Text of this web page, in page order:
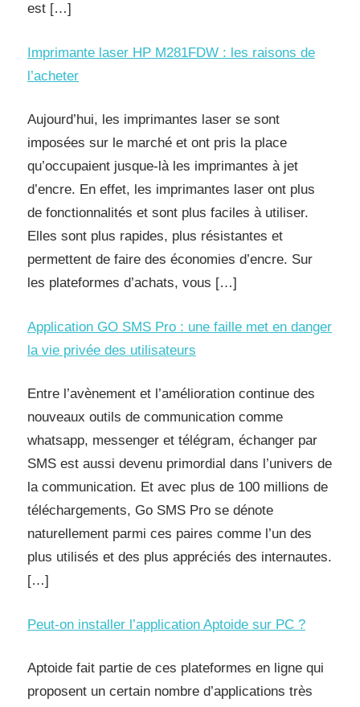
est […]
Imprimante laser HP M281FDW : les raisons de
l’acheter
Aujourd’hui, les imprimantes laser se sont
imposées sur le marché et ont pris la place
qu’occupaient jusque-là les imprimantes à jet
d’encre. En effet, les imprimantes laser ont plus
de fonctionnalités et sont plus faciles à utiliser.
Elles sont plus rapides, plus résistantes et
permettent de faire des économies d’encre. Sur
les plateformes d’achats, vous […]
Application GO SMS Pro : une faille met en danger
la vie privée des utilisateurs
Entre l’avènement et l’amélioration continue des
nouveaux outils de communication comme
whatsapp, messenger et télégram, échanger par
SMS est aussi devenu primordial dans l’univers de
la communication. Et avec plus de 100 millions de
téléchargements, Go SMS Pro se dénote
naturellement parmi ces paires comme l’un des
plus utilisés et des plus appréciés des internautes.
[…]
Peut-on installer l’application Aptoide sur PC ?
Aptoide fait partie de ces plateformes en ligne qui
proposent un certain nombre d’applications très